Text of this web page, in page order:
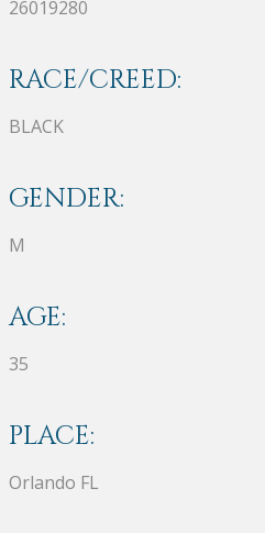
26019280
RACE/CREED:
BLACK
GENDER:
M
AGE:
35
PLACE:
Orlando FL